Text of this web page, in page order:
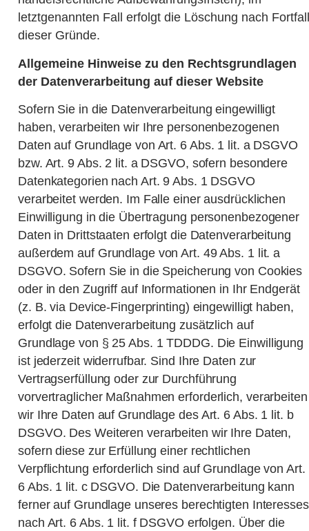
letztgenannten Fall erfolgt die Löschung nach Fortfall
dieser Gründe.
Allgemeine Hinweise zu den Rechtsgrundlagen
der Datenverarbeitung auf dieser Website
Sofern Sie in die Datenverarbeitung eingewilligt
haben, verarbeiten wir Ihre personenbezogenen
Daten auf Grundlage von Art. 6 Abs. 1 lit. a DSGVO
bzw. Art. 9 Abs. 2 lit. a DSGVO, sofern besondere
Datenkategorien nach Art. 9 Abs. 1 DSGVO
verarbeitet werden. Im Falle einer ausdrücklichen
Einwilligung in die Übertragung personenbezogener
Daten in Drittstaaten erfolgt die Datenverarbeitung
außerdem auf Grundlage von Art. 49 Abs. 1 lit. a
DSGVO. Sofern Sie in die Speicherung von Cookies
oder in den Zugriff auf Informationen in Ihr Endgerät
(z. B. via Device-Fingerprinting) eingewilligt haben,
erfolgt die Datenverarbeitung zusätzlich auf
Grundlage von § 25 Abs. 1 TDDDG. Die Einwilligung
ist jederzeit widerrufbar. Sind Ihre Daten zur
Vertragserfüllung oder zur Durchführung
vorvertraglicher Maßnahmen erforderlich, verarbeiten
wir Ihre Daten auf Grundlage des Art. 6 Abs. 1 lit. b
DSGVO. Des Weiteren verarbeiten wir Ihre Daten,
sofern diese zur Erfüllung einer rechtlichen
Verpflichtung erforderlich sind auf Grundlage von Art.
6 Abs. 1 lit. c DSGVO. Die Datenverarbeitung kann
ferner auf Grundlage unseres berechtigten Interesses
nach Art. 6 Abs. 1 lit. f DSGVO erfolgen. Über die